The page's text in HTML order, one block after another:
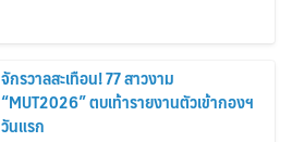
จักรวาลสะเทือน! 77 สาวงาม
“MUT2026” ตบเท้ารายงานตัวเข้ากองฯ
วันแรก